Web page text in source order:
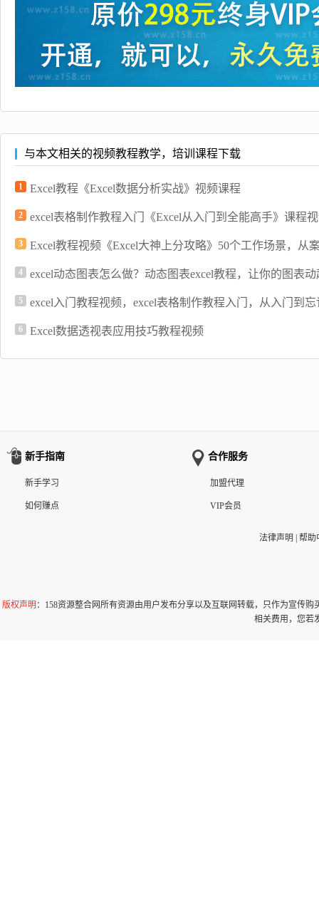
与本文相关的视频教程教学，培训课程下载
1 Excel教程《Excel数据分析实战》视频课程
2 excel表格制作教程入门《Excel从入门到全能高手》课程
3 Excel教程视频《Excel大神上分攻略》50个工作场景，从
4 excel动态图表怎么做？动态图表excel教程，让你的图表动
5 excel入门教程视频，excel表格制作教程入门，从入门到忘
6 Excel数据透视表应用技巧教程视频
新手指南
新手学习
如何赚点
合作服务
加盟代理
VIP会员
法律声明 | 帮助
版权声明 ：158资源整合网所有资源由用户发布分享以及互联网转载，只作为宣传
相关费用，您若